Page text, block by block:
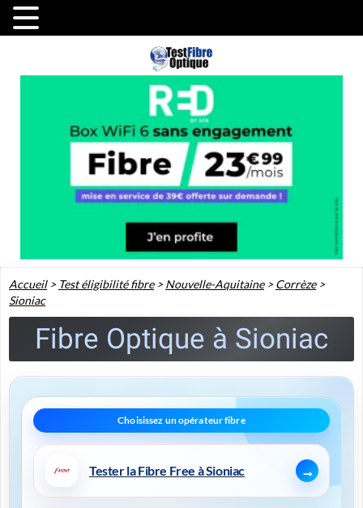
Accueil> Test éligibilité fibre>Nouvelle-Aquitaine>Corrèze>
Sioniac
Fibre Optique à Sioniac
Tester la Fibre Free à Sioniac